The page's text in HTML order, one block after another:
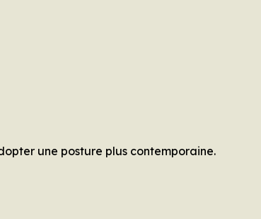
une posture plus contemporaine.